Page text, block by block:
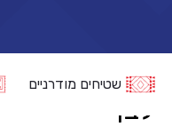
שטיחים מודרניים
»
»סל
לבן